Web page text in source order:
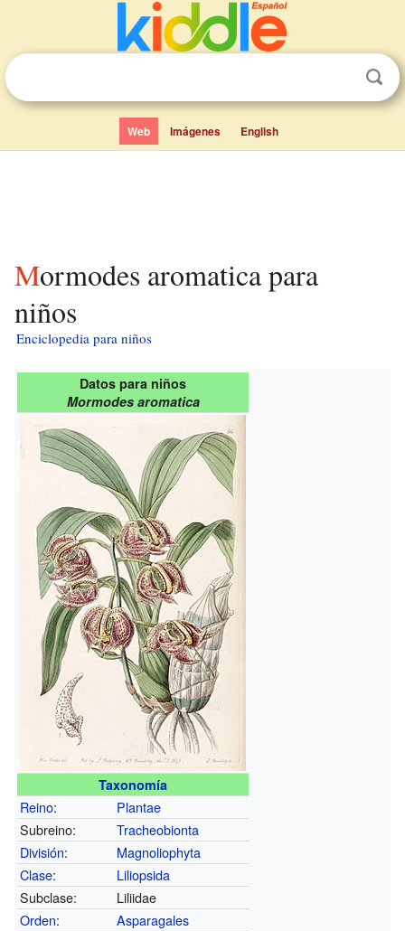
Web Imágenes English
Mormodes aromatica para
niños
Enciclopedia para niños
Datos para niños
Mormodes aromatica
Taxonomía
Reino:
Plantae
Subreino:
Tracheobionta
División:
Magnoliophyta
Clase:
Liliopsida
Subclase:
Liliidae
Orden:
Asparagales